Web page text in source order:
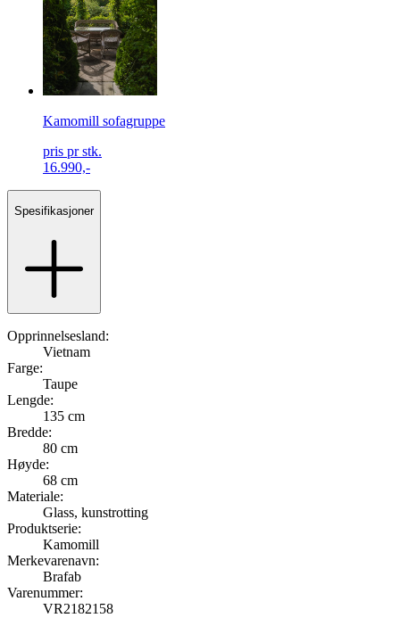
Kamomill sofagruppe
pris pr stk.
16.990,-
Spesifikasjoner
Opprinnelsesland:
Vietnam
Farge:
Taupe
Lengde:
135 cm
Bredde:
80 cm
Høyde:
68 cm
Materiale:
Glass, kunstrotting
Produktserie:
Kamomill
Merkevarenavn:
Brafab
Varenummer:
VR2182158